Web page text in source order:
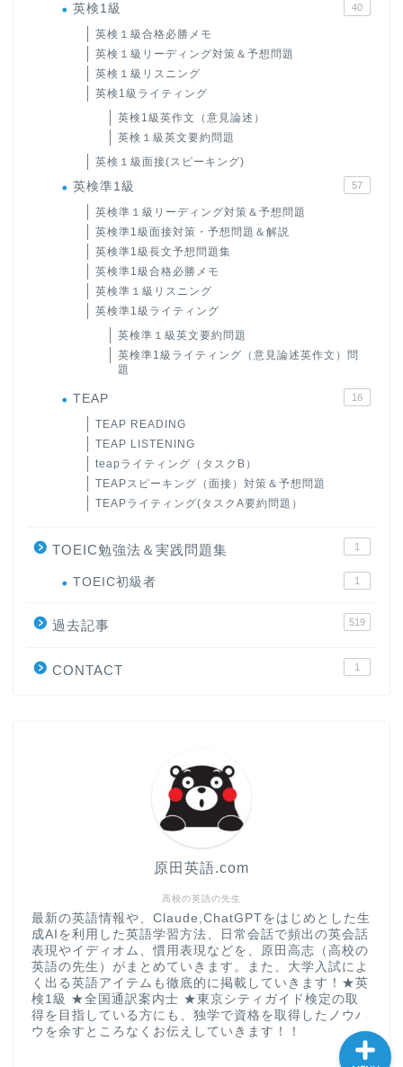
英検1級 40
英検１級合格必勝メモ
英検１級リーディング対策＆予想問題
英検１級リスニング
英検1級ライティング
英検1級英作文（意見論述）
英検１級英文要約問題
英検１級面接(スピーキング)
英検準1級 57
英検準１級リーディング対策＆予想問題
英検準1級面接対策・予想問題＆解説
英検準1級長文予想問題集
英検準1級合格必勝メモ
英検準１級リスニング
英検準1級ライティング
英検準１級英文要約問題
英検準1級ライティング（意見論述英作文）問
題
TEAP 16
TEAP READING
TEAP LISTENING
teapライティング（タスクB）
TEAPスピーキング（面接）対策＆予想問題
TEAPライティング(タスクA要約問題）
TOEIC勉強法＆実践問題集 1
TOEIC初級者 1
過去記事 519
CONTACT 1
高校の英語の先生
原田英語.com
最新の英語情報や、Claude,ChatGPTをはじめとした生
成AIを利用した英語学習方法、日常会話で頻出の英会話
表現やイディオム、慣用表現などを、原田高志（高校の
英語の先生）がまとめていきます。また、大学入試によ
く出る英語アイテムも徹底的に掲載していきます！★英
検1級 ★全国通訳案内士 ★東京シティガイド検定の取
得を目指している方にも、独学で資格を取得したノウハ
ウを余すところなくお伝えしていきます！！
大学入試英語対策講座
英語名言・格言・カッコい
い英語＆素敵な英文フレー
CONTACT